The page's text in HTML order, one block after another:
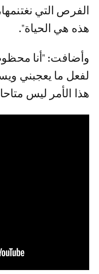
الفرص التي
هذه هي الحياة".
وأضافت: "أنا
لفعل ما يعجبني
هذا الأمر ليس